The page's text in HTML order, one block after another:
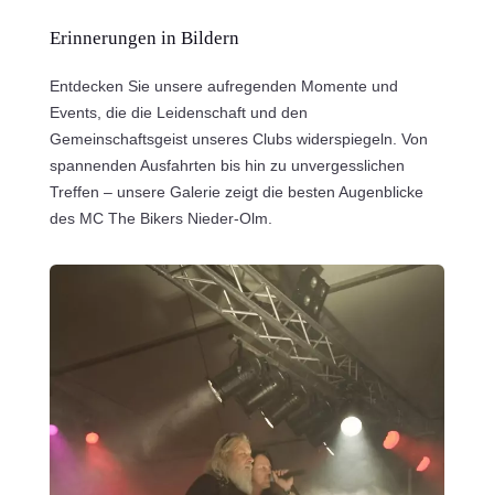
Erinnerungen in Bildern
Entdecken Sie unsere aufregenden Momente und
Events, die die Leidenschaft und den
Gemeinschaftsgeist unseres Clubs widerspiegeln. Von
spannenden Ausfahrten bis hin zu unvergesslichen
Treffen – unsere Galerie zeigt die besten Augenblicke
des MC The Bikers Nieder-Olm.